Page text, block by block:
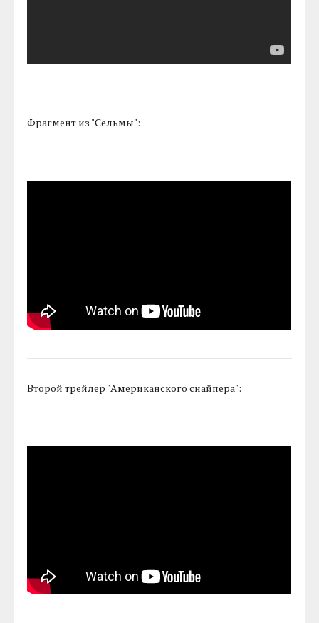
Фрагмент из "Сельмы":
Второй трейлер "Американского снайпера":